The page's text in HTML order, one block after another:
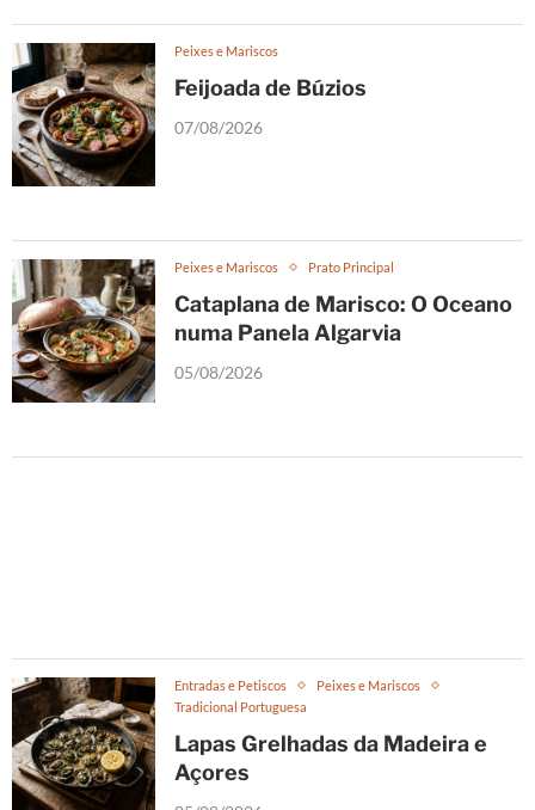
Peixes e Mariscos
Feijoada de Búzios
07/08/2026
Peixes e Mariscos Prato Principal
Cataplana de Marisco: O Oceano
numa Panela Algarvia
05/08/2026
Entradas e Petiscos
Peixes e Mariscos
Tradicional Portuguesa
Lapas Grelhadas da Madeira e
Açores